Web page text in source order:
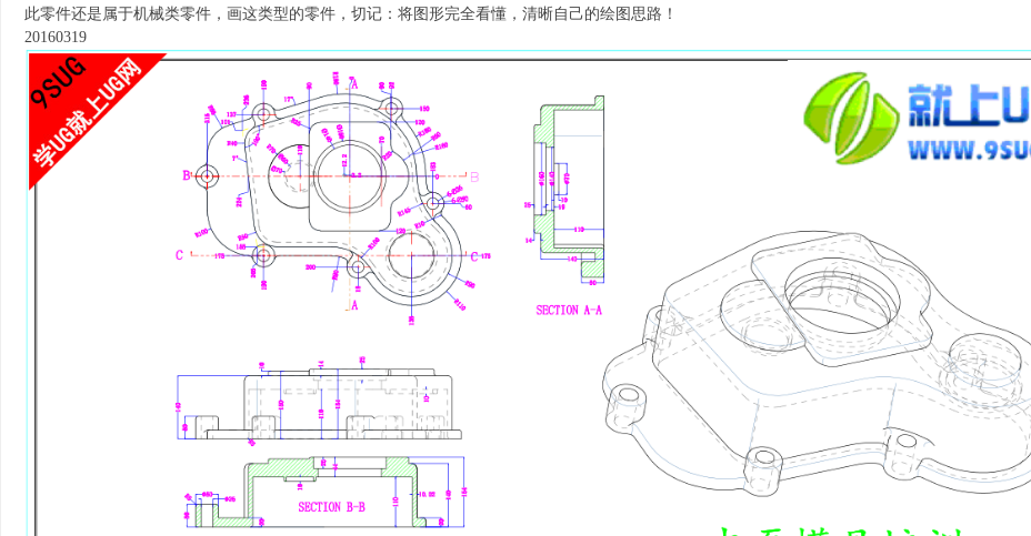
此零件还是属于机械类零件，画这类型的零件，切记：将图形完全看懂，清晰自己的绘图思路！
20160319